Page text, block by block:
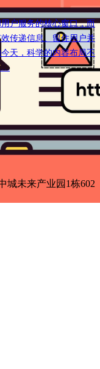
户服务的核心窗口，而
传递信息、留住用户并
天，科学的内容布局不
城未来产业园1栋602